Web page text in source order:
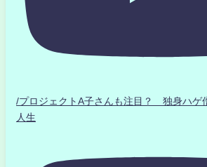
/プロジェクトA子さんも注目？ 独身ハゲ
人生